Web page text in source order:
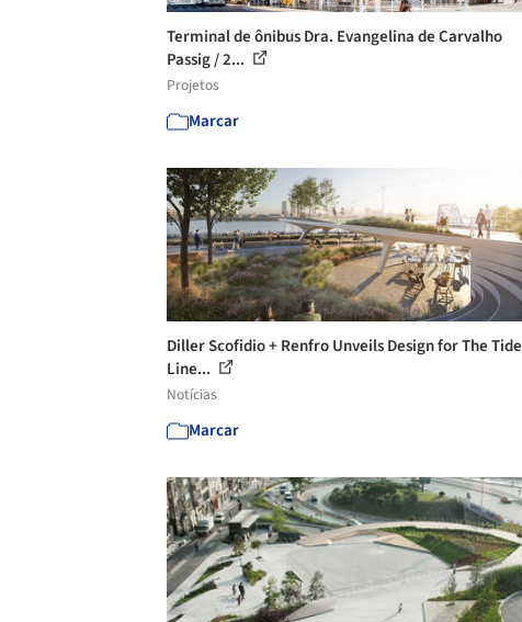
Terminal de ônibus Dra. Evangelina de Carvalho
Passig / 2...
Projetos
Marcar
Diller Scofidio + Renfro Unveils Design for The Tide
Line...
Notícias
Marcar